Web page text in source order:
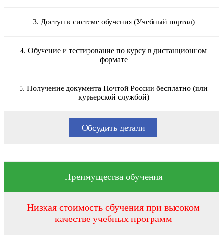
3. Доступ к системе обучения (Учебный портал)
4. Обучение и тестирование по курсу в дистанционном
формате
5. Получение документа Почтой России бесплатно (или
курьерской службой)
Обсудить детали
Преимущества обучения
Низкая стоимость обучения при высоком
качестве учебных программ